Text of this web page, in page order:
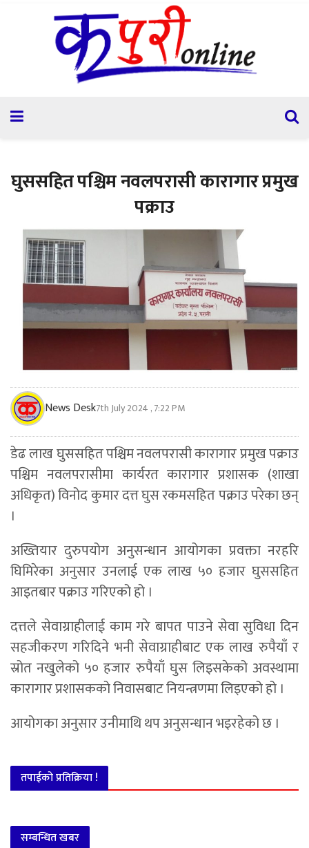
घुससहित पश्चिम नवलपरासी कारागार प्रमुख
पक्राउ
News Desk7th July 2024 , 7:22 PM
डेढ लाख घुससहित पश्चिम नवलपरासी कारागार प्रमुख पक्राउ
पश्चिम नवलपरासीमा कार्यरत कारागार प्रशासक (शाखा
अधिकृत) विनोद कुमार दत्त घुस रकमसहित पक्राउ परेका छन्
।
अख्तियार दुरुपयोग अनुसन्धान आयोगका प्रवक्ता नरहरि
घिमिरेका अनुसार उनलाई एक लाख ५० हजार घुससहित
आइतबार पक्राउ गरिएको हो ।
दत्तले सेवाग्राहीलाई काम गरे बापत पाउने सेवा सुविधा दिन
सहजीकरण गरिदिने भनी सेवाग्राहीबाट एक लाख रुपैयाँ र
स्रोत नखुलेको ५० हजार रुपैयाँ घुस लिइसकेको अवस्थामा
कारागार प्रशासकको निवासबाट नियन्त्रणमा लिइएको हो ।
आयोगका अनुसार उनीमाथि थप अनुसन्धान भइरहेको छ ।
तपाईको प्रतिक्रिया !
सम्बन्धित खबर